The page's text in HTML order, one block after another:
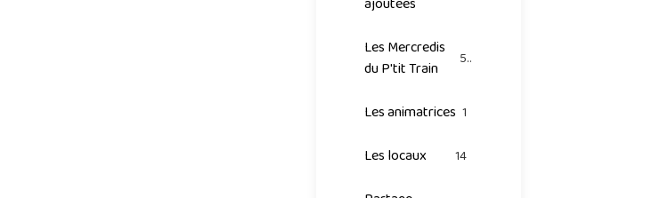
Les Mercredis
du P'tit Train
53
Les animatrices 1
Les locaux 14